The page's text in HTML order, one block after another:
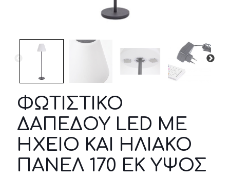
ΦΩΤΙΣΤΙΚΟ
ΔΑΠΕΔΟΥ LED ΜΕ
ΗΧΕΙΟ ΚΑΙ ΗΛΙΑΚΟ
ΠΑΝΕΛ 170 ΕΚ ΥΨΟΣ